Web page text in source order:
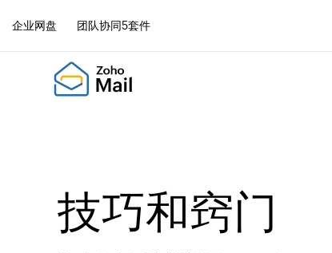
企业网盘 团队协同5套件
技巧和窍门